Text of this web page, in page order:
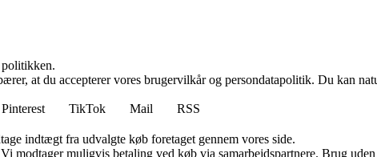
at du accepterer vores brugervilkår og persondatapolitik. Du kan
Pinterest TikTok Mail
RSS
indtægt fra udvalgte køb foretaget gennem vores side.
modtager muligvis betaling ved køb via samarbejdspartnere. Brug